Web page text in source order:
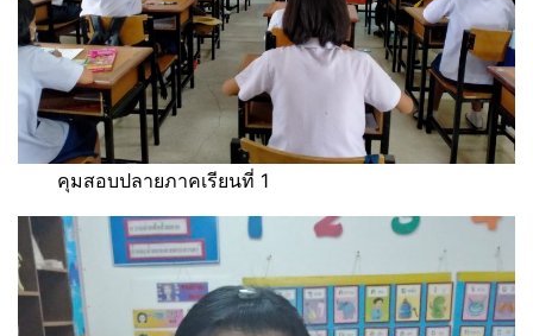
คุมสอบปลายภาคเรียนที่ 1